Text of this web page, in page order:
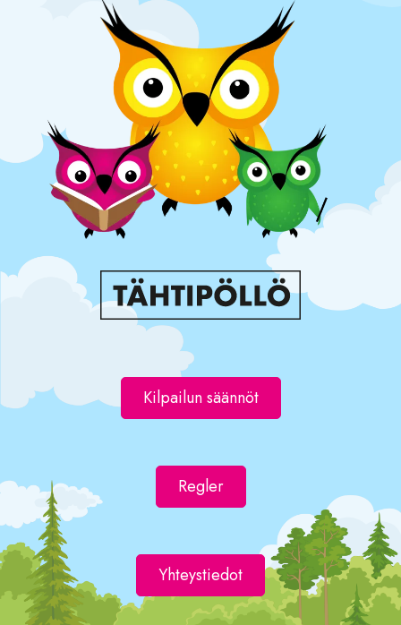
Kilpailun säännöt
Regler
Yhteystiedot